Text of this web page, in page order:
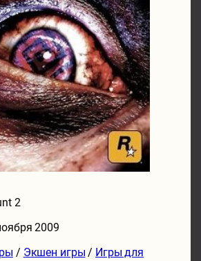
2
2009
/ Экшен игры / Игры для